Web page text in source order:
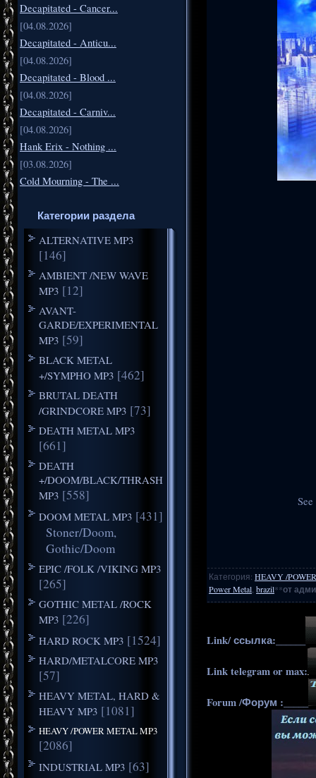
Decapitated - Cancer...
[04.08.2026]
Decapitated - Anticu...
[04.08.2026]
Decapitated - Blood ...
[04.08.2026]
Decapitated - Carniv...
[04.08.2026]
Hank Erix - Nothing ...
[03.08.2026]
Cold Mourning - The ...
Категории раздела
ALTERNATIVE MP3
[146]
AMBIENT /NEW WAVE
MP3 [12]
AVANT-
GARDE/EXPERIMENTAL
MP3 [59]
BLACK METAL
+/SYMPHO MP3 [462]
BRUTAL DEATH
/GRINDCORE MP3 [73]
DEATH METAL MP3
[661]
DEATH
+/DOOM/BLACK/THRASH
MP3 [558]
DOOM METAL MP3 [431]
Stoner/Doom,
Gothic/Doom
EPIC /FOLK /VIKING MP3
[265]
GOTHIC METAL /ROCK
MP3 [226]
HARD ROCK MP3 [1524]
HARD/METALCORE MP3
[57]
HEAVY METAL, HARD &
HEAVY MP3 [1081]
HEAVY /POWER METAL MP3
[2086]
INDUSTRIAL MP3 [63]
Категория: HEAVY /
Power Metal brazil**от
Link/ ссылка:______
Link telegram or max:
Forum /Форум :_____